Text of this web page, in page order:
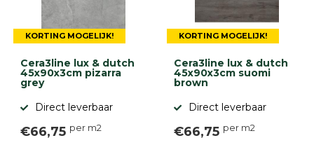
KORTING MOGELIJK!
Cera3line lux & dutch
45x90x3cm pizarra
grey
Direct leverbaar
€66,75 per m2
KORTING MOGELIJK!
Cera3line lux & dutch
45x90x3cm suomi
brown
Direct leverbaar
€66,75 per m2